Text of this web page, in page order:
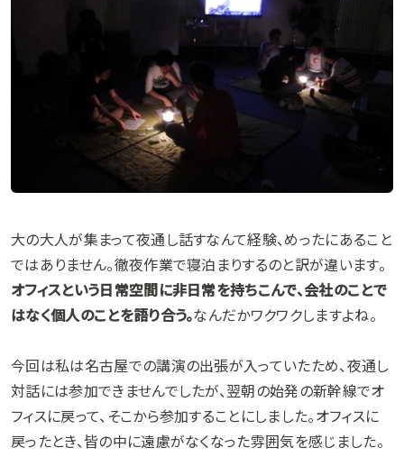
大の大人が集まって夜通し話すなんて経験、めったにあること
ではありません。徹夜作業で寝泊まりするのと訳が違います。
オフィスという日常空間に非日常を持ちこんで、会社のことで
はなく個人のことを語り合う。なんだかワクワクしますよね。
今回は私は名古屋での講演の出張が入っていたため、夜通し
対話には参加できませんでしたが、翌朝の始発の新幹線でオ
フィスに戻って、そこから参加することにしました。オフィスに
戻ったとき、皆の中に遠慮がなくなった雰囲気を感じました。